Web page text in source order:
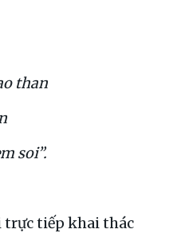
than
soi”.
trực tiếp khai thác